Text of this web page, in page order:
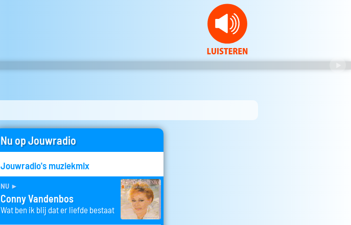
Nu op Jouwradio
Jouwradio's muziekmix
nu ►
Conny Vandenbos
Wat ben ik blij dat er liefde bestaat